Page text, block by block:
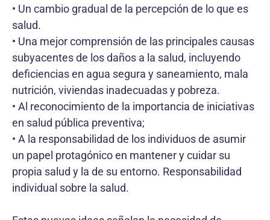
• Un cambio gradual de la percepción de lo que es
salud.
• Una mejor comprensión de las principales causas
subyacentes de los daños a la salud, incluyendo
deficiencias en agua segura y saneamiento, mala
nutrición, viviendas inadecuadas y pobreza.
• Al reconocimiento de la importancia de iniciativas
en salud pública preventiva;
• A la responsabilidad de los individuos de asumir
un papel protagónico en mantener y cuidar su
propia salud y la de su entorno. Responsabilidad
individual sobre la salud.